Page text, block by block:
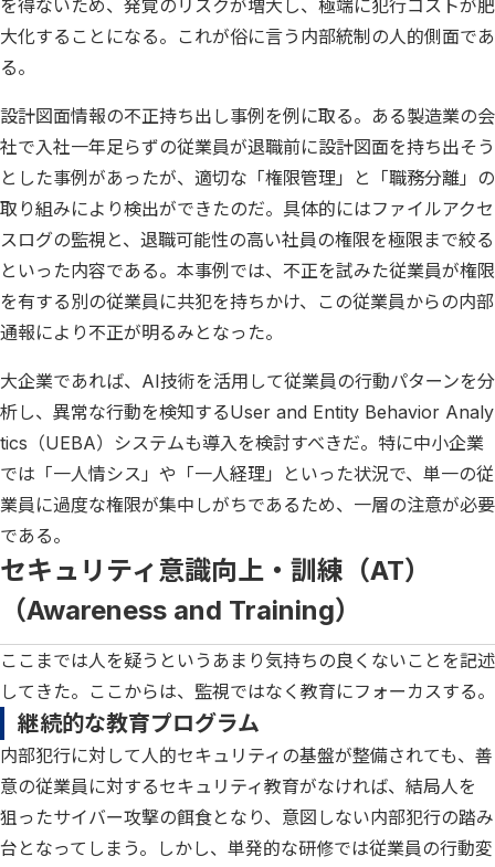
を得ないため、発覚のリスクが増大し、極端に犯行コストが肥
大化することになる。これが俗に言う内部統制の人的側面であ
る。
設計図面情報の不正持ち出し事例を例に取る。ある製造業の会
社で入社一年足らずの従業員が退職前に設計図面を持ち出そう
とした事例があったが、適切な「権限管理」と「職務分離」の
取り組みにより検出ができたのだ。具体的にはファイルアクセ
スログの監視と、退職可能性の高い社員の権限を極限まで絞る
といった内容である。本事例では、不正を試みた従業員が権限
を有する別の従業員に共犯を持ちかけ、この従業員からの内部
通報により不正が明るみとなった。
大企業であれば、AI技術を活用して従業員の行動パターンを分
析し、異常な行動を検知するUser and Entity Behavior Analy
tics（UEBA）システムも導入を検討すべきだ。特に中小企業
では「一人情シス」や「一人経理」といった状況で、単一の従
業員に過度な権限が集中しがちであるため、一層の注意が必要
である。
セキュリティ意識向上・訓練（AT）
（Awareness and Training）
ここまでは人を疑うというあまり気持ちの良くないことを記述
してきた。ここからは、監視ではなく教育にフォーカスする。
継続的な教育プログラム
内部犯行に対して人的セキュリティの基盤が整備されても、善
意の従業員に対するセキュリティ教育がなければ、結局人を
狙ったサイバー攻撃の餌食となり、意図しない内部犯行の踏み
台となってしまう。しかし、単発的な研修では従業員の行動変